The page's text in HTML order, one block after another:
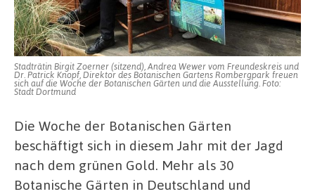
Stadträtin Birgit Zoerner (sitzend), Andrea Wewer vom Freundeskreis und
Dr. Patrick Knopf, Direktor des Botanischen Gartens Rombergpark freuen
sich auf die Woche der Botanischen Gärten und die Ausstellung. Foto:
Stadt Dortmund
Die Woche der Botanischen Gärten
beschäftigt sich in diesem Jahr mit der Jagd
nach dem grünen Gold. Mehr als 30
Botanische Gärten in Deutschland und